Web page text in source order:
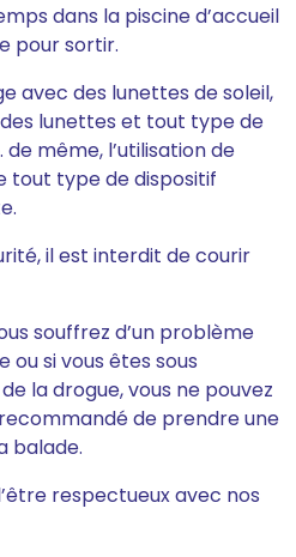
dans la piscine d’accueil
pour sortir.
avec des lunettes de soleil,
lunettes et tout type de
même, l’utilisation de
tout type de dispositif
il est interdit de courir
souffrez d’un problème
ou si vous êtes sous
la drogue, vous ne pouvez
de prendre une
balade.
respectueux avec nos